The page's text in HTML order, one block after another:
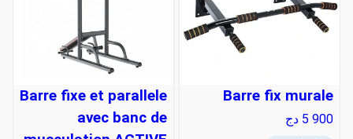
Barre fix murale
5 900 دج
Barre fixe et parallele
avec banc de